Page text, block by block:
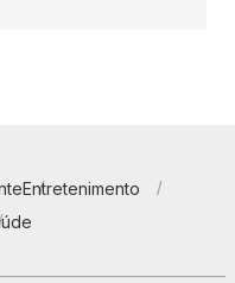
Entretenimento